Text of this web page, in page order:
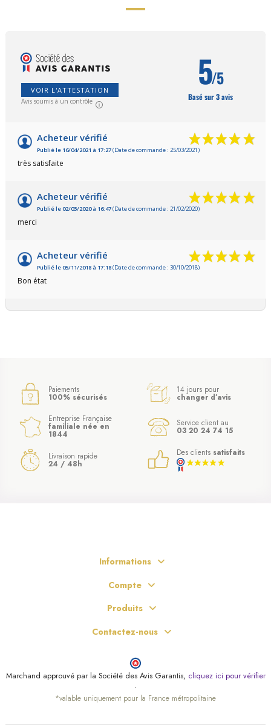
VOIR L'ATTESTATION
Avis soumis à un contrôle
5/5
Basé sur 3 avis
Acheteur vérifié
Publié le 16/04/2021 à 17:27(Date de commande : 25/03/2021)
très satisfaite
Acheteur vérifié
Publié le 02/03/2020 à 16:47(Date de commande : 21/02/2020)
merci
Acheteur vérifié
Publié le 05/11/2018 à 17:18(Date de commande : 30/10/2018)
Bon état
Paiements
100% sécurisés
14 jours pour
changer d’avis
Entreprise Française
familiale née en
1844
Service client au
03 20 24 74 15
Livraison rapide
24 / 48h
Des clients satisfaits
Informations
Compte
Produits
Contactez-nous
Marchand approuvé par la Société des Avis Garantis, cliquez ici pour vérifier
.
*valable uniquement pour la France métropolitaine